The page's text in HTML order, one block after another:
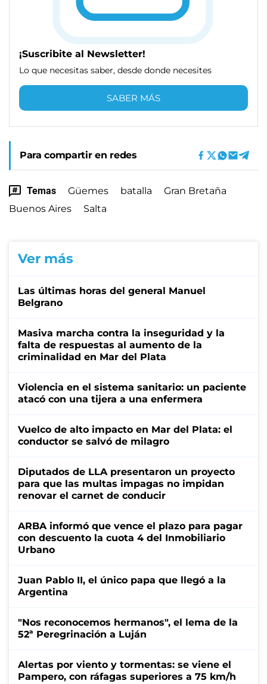
¡Suscribite al Newsletter!
Lo que necesitas saber, desde donde necesites
SABER MÁS
Para compartir en redes
Temas Güemes batalla
Gran Bretaña
Buenos Aires
Salta
Ver más
Las últimas horas del general Manuel
Belgrano
Masiva marcha contra la inseguridad y la
falta de respuestas al aumento de la
criminalidad en Mar del Plata
Violencia en el sistema sanitario: un paciente
atacó con una tijera a una enfermera
Vuelco de alto impacto en Mar del Plata: el
conductor se salvó de milagro
Diputados de LLA presentaron un proyecto
para que las multas impagas no impidan
renovar el carnet de conducir
ARBA informó que vence el plazo para pagar
con descuento la cuota 4 del Inmobiliario
Urbano
Juan Pablo II, el único papa que llegó a la
Argentina
"Nos reconocemos hermanos", el lema de la
52ª Peregrinación a Luján
Alertas por viento y tormentas: se viene el
Pampero, con ráfagas superiores a 75 km/h